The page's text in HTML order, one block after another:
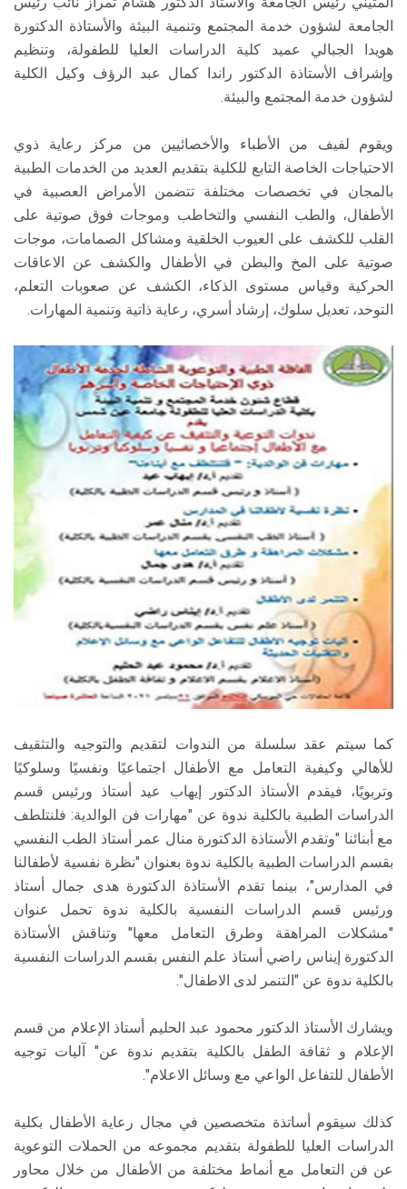
الجامعة لشؤون خدمة المجتمع وتنمية البيئة والأستاذة الدكتورة
هويدا الجبالي عميد كلية الدراسات العليا للطفولة، وتنظيم
وإشراف الأستاذة الدكتور راندا كمال عبد الرؤف وكيل الكلية
لشؤون خدمة المجتمع والبيئة.
ويقوم لفيف من الأطباء والأخصائيين من مركز رعاية ذوي
الاحتياجات الخاصة التابع للكلية بتقديم العديد من الخدمات الطبية
بالمجان في تخصصات مختلفة تتضمن الأمراض العصبية في
الأطفال، والطب النفسي والتخاطب وموجات فوق صوتية على
القلب للكشف على العيوب الخلقية ومشاكل الصمامات، موجات
صوتية على المخ والبطن في الأطفال والكشف عن الاعاقات
الحركية وقياس مستوى الذكاء، الكشف عن صعوبات التعلم،
التوحد، تعديل سلوك، إرشاد أسري، رعاية ذاتية وتنمية المهارات.
كما سيتم عقد سلسلة من الندوات لتقديم والتوجيه والتثقيف
للأهالي وكيفية التعامل مع الأطفال اجتماعيًا ونفسيًا وسلوكيًا
وتربويًا، فيقدم الأستاذ الدكتور إيهاب عيد أستاذ ورئيس قسم
الدراسات الطبية بالكلية ندوة عن "مهارات فن الوالدية: فلنتلطف
مع أبنائنا "وتقدم الأستاذة الدكتورة منال عمر أستاذ الطب النفسي
بقسم الدراسات الطبية بالكلية ندوة بعنوان "نظرة نفسية لأطفالنا
في المدارس"، بينما تقدم الأستاذة الدكتورة هدى جمال أستاذ
ورئيس قسم الدراسات النفسية بالكلية ندوة تحمل عنوان
"مشكلات المراهقة وطرق التعامل معها" وتناقش الأستاذة
الدكتورة إيناس راضي أستاذ علم النفس بقسم الدراسات النفسية
بالكلية ندوة عن "التنمر لدى الاطفال".
ويشارك الأستاذ الدكتور محمود عبد الحليم أستاذ الإعلام من قسم
الإعلام و ثقافة الطفل بالكلية بتقديم ندوة عن" آليات توجيه
الأطفال للتفاعل الواعي مع وسائل الاعلام".
كذلك سيقوم أساتذة متخصصين في مجال رعاية الأطفال بكلية
الدراسات العليا للطفولة بتقديم مجموعه من الحملات التوعوية
عن فن التعامل مع أنماط مختلفة من الأطفال من خلال محاور